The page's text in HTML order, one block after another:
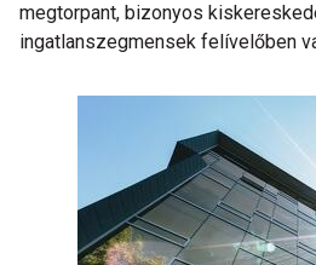
megtorpant, bizonyos
ingatlanszegmensek felívelőben